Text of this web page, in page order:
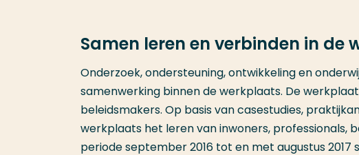
Samen leren en verbinden in de
Onderzoek, ondersteuning, ontwikkeling en
samenwerking binnen de werkplaats. De
beleidsmakers. Op basis van casestudies,
werkplaats het leren van inwoners, professionals,
periode september 2016 tot en met augustus